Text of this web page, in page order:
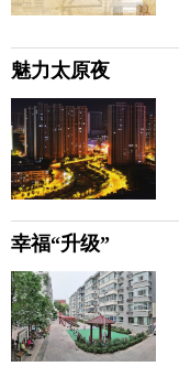
魅力太原夜
幸福“升级”